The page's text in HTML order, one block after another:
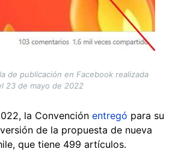
de publicación en Facebook realizada
23 de mayo de 2022
la Convención entregó para su
de la propuesta de nueva
que tiene 499 artículos.